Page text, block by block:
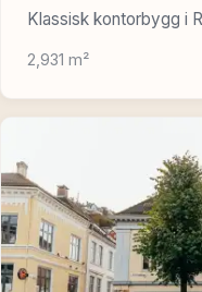
Klassisk kontorbygg i
2,931 m²